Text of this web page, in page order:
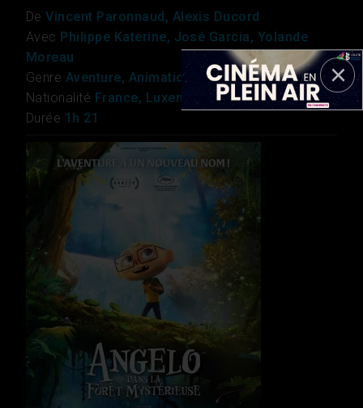
DeVincent Paronnaud, Alexis Ducord
Avec Philippe Katerine, José Garcia, Yolande
Moreau
Genre Aventure, Animation, Famille, Fantastique
Nationalité France, Luxembourg
Durée 1h 21